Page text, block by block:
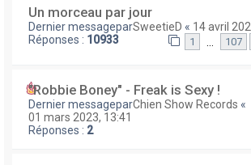
Un morceau par jour
Dernier messageparSweetieD « 14 avril
Réponses : 10933 1 107
"Robbie Boney" - Freak is Sexy !
Dernier messageparChien Show Records «
01 mars 2023, 13:41
Réponses : 2